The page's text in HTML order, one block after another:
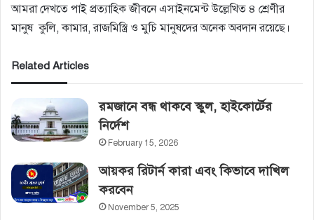
আমরা দেখতে পাই প্রত্যাহিক জীবনে এসাইনমেন্ট উল্লেখিত ৪ শ্রেণীর
মানুষ কুলি, কামার, রাজমিস্ত্রি ও মুচি মানুষদের অনেক অবদান রয়েছে।
Related Articles
রমজানে বন্ধ থাকবে স্কুল, হাইকোর্টের‌
নির্দেশ
February 15, 2026
আয়কর রিটার্ন কারা এবং কিভাবে দাখিল
করবেন
November 5, 2025